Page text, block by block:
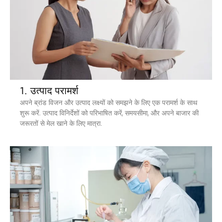
1. उत्पाद परामर्श
अपने ब्रांड विजन और उत्पाद लक्ष्यों को समझने के लिए एक परामर्श के साथ
शुरू करें. उत्पाद विनिर्देशों को परिभाषित करें, समयसीमा, और अपने बाजार की
जरूरतों से मेल खाने के लिए मात्रा.